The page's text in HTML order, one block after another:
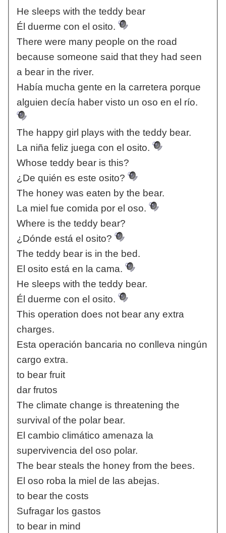
He sleeps with the teddy bear
Él duerme con el osito.
There were many people on the road
because someone said that they had seen
a bear in the river.
Había mucha gente en la carretera porque
alguien decía haber visto un oso en el río.
The happy girl plays with the teddy bear.
La niña feliz juega con el osito.
Whose teddy bear is this?
¿De quién es este osito?
The honey was eaten by the bear.
La miel fue comida por el oso.
Where is the teddy bear?
¿Dónde está el osito?
The teddy bear is in the bed.
El osito está en la cama.
He sleeps with the teddy bear.
Él duerme con el osito.
This operation does not bear any extra
charges.
Esta operación bancaria no conlleva ningún
cargo extra.
to bear fruit
dar frutos
The climate change is threatening the
survival of the polar bear.
El cambio climático amenaza la
supervivencia del oso polar.
The bear steals the honey from the bees.
El oso roba la miel de las abejas.
to bear the costs
Sufragar los gastos
to bear in mind